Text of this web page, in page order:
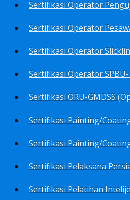
Sertifikasi Operator
Sertifikasi Painting/
Sertifikasi Painting/